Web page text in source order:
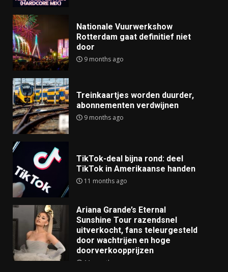
Nationale Vuurwerkshow
Rotterdam gaat definitief niet
door
9 months ago
Treinkaartjes worden duurder,
abonnementen verdwijnen
9 months ago
TikTok-deal bijna rond: deel
TikTok in Amerikaanse handen
11 months ago
Ariana Grande’s Eternal
Sunshine Tour razendsnel
uitverkocht, fans teleurgesteld
door wachtrijen en hoge
doorverkoopprijzen
11 months ago